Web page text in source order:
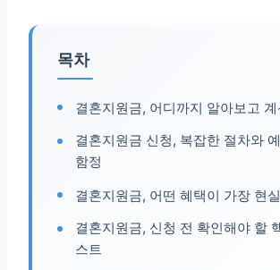
목차
결혼지원금, 어디까지 알아보고
결혼지원금 신청, 복잡한 절차와
함정
결혼지원금, 어떤 혜택이 가장 현
결혼지원금, 신청 전 확인해야 할
스트